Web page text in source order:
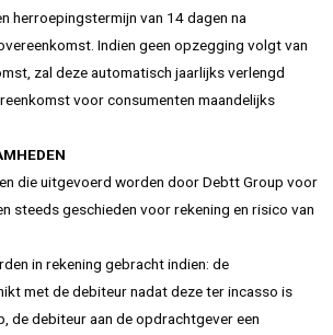
herroepingstermijn van 14 dagen na
Indien geen opzegging volgt van
zal deze automatisch jaarlijks verlengd
voor consumenten maandelijks
die uitgevoerd worden door Debtt Group voor
steeds geschieden voor rekening en risico van
in rekening gebracht indien: de
met de debiteur nadat deze ter incasso is
de debiteur aan de opdrachtgever een